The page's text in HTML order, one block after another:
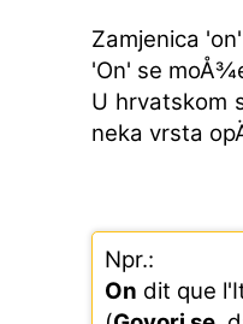
Zamjenica
'On' se
U hrvatskom
neka vrsta
Npr.:
On dit que